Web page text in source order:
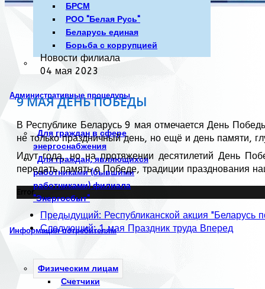
БРСМ
РОО "Белая Русь"
Беларусь единая
Борьба с коррупцией
Административные процедуры
Для граждан в сфере
энергоснабжения
Для граждан, являющихся
работниками (бывшими
работниками) филиала
"Энергосбыт"
Информация потребителям
Физическим лицам
Счетчики
Новости филиала
04 мая 2023
9 МАЯ ДЕНЬ ПОБЕДЫ
В Республике Беларусь 9 мая отмечается День
не только праздничный день, но ещё и день памяти,
Идут года, но на протяжении десятилетий День
передать память о Победе, традиции празднования
Error
Предыдущий: Республиканской акция "Беларусь
Следующий: 1 мая Праздник труда Вперед